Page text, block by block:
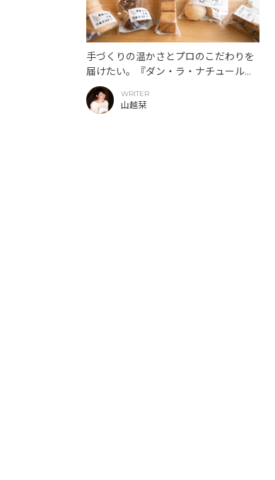
手づくりの温かさとプロのこだわりを
届けたい。『ダン・ラ・ナチュール』
千葉さんが10年目に描く「おかしの
わ」。
WRITER
山越栞